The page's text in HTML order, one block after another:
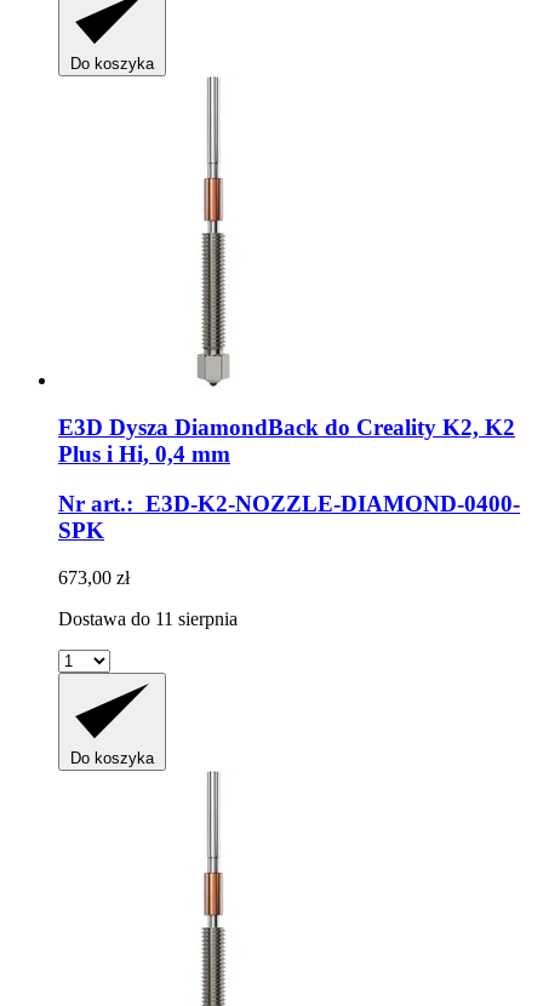
Do koszyka
E3D Dysza DiamondBack do Creality K2, K2
Plus i Hi, 0,4 mm
Nr art.: E3D-K2-NOZZLE-DIAMOND-0400-
SPK
673,00 zł
Dostawa do 11 sierpnia
Do koszyka